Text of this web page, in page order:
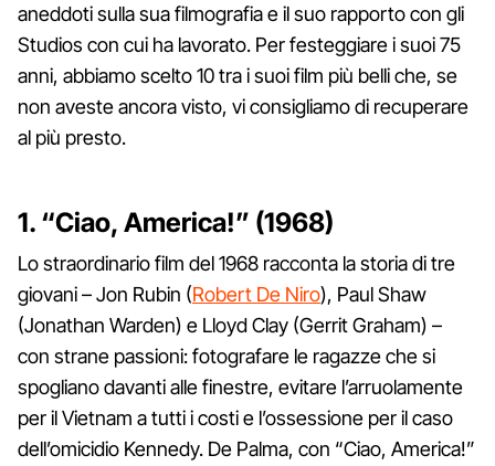
aneddoti sulla sua filmografia e il suo rapporto con gli
Studios con cui ha lavorato. Per festeggiare i suoi 75
anni, abbiamo scelto 10 tra i suoi film più belli che, se
non aveste ancora visto, vi consigliamo di recuperare
al più presto.
1. “Ciao, America!” (1968)
Lo straordinario film del 1968 racconta la storia di tre
giovani – Jon Rubin (Robert De Niro), Paul Shaw
(Jonathan Warden) e Lloyd Clay (Gerrit Graham) –
con strane passioni: fotografare le ragazze che si
spogliano davanti alle finestre, evitare l’arruolamente
per il Vietnam a tutti i costi e l’ossessione per il caso
dell’omicidio Kennedy. De Palma, con “Ciao, America!”